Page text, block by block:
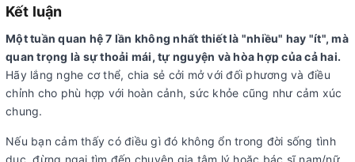
Kết luận
Một tuần quan hệ 7 lần không nhất thiết là "nhiều" hay "ít", mà
quan trọng là sự thoải mái, tự nguyện và hòa hợp của cả hai.
Hãy lắng nghe cơ thể, chia sẻ cởi mở với đối phương và điều
chỉnh cho phù hợp với hoàn cảnh, sức khỏe cũng như cảm xúc
chung.
Nếu bạn cảm thấy có điều gì đó không ổn trong đời sống tình